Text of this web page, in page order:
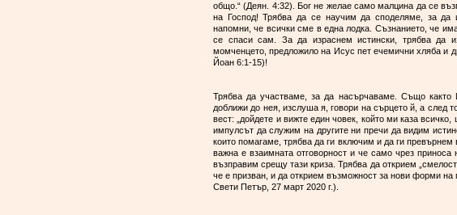
общо.“ (Деян. 4:32). Бог не желае само малцина да се
на Господ! Трябва да се научим да споделяме, за да
напомни, че всички сме в една лодка. Съзнанието, че
се спаси сам. За да израснем истински, трябва да
момченцето, предложило на Исус пет ечемични хляба и
Йоан 6:1-15)!
Трябва да участваме, за да насърчаваме. Също
доближи до нея, изслуша я, говори на сърцето й, а след
вест: „дойдете и вижте един човек, който ми каза
импулсът да служим на другите ни пречи да видим
които помагаме, трябва да ги включим и да ги
важна е взаимната отговорност и че само чрез
възправим срещу тази криза. Трябва да открием
че е призван, и да открием възможност за нови форми
Свети Петър, 27 март 2020 г.).